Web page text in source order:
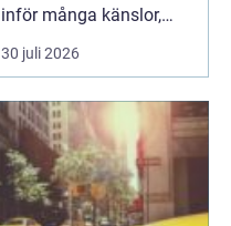
inför många känslor,
men också praktiska
beslut.
ceremoni i någon av
Håbo församlings kyrkor
eller ka...
30 juli 2026